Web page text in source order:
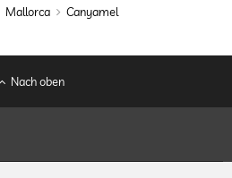
Mallorca Canyamel
Nach oben